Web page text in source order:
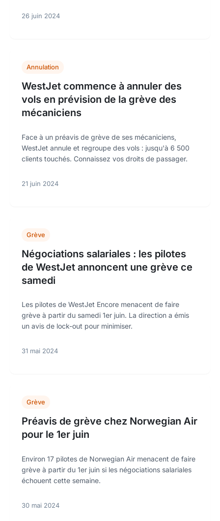
26 juin 2024
Annulation
WestJet commence à annuler des
vols en prévision de la grève des
mécaniciens
Face à un préavis de grève de ses mécaniciens,
WestJet annule et regroupe des vols : jusqu'à 6 500
clients touchés. Connaissez vos droits de passager.
21 juin 2024
Grève
Négociations salariales : les pilotes
de WestJet annoncent une grève ce
samedi
Les pilotes de WestJet Encore menacent de faire
grève à partir du samedi 1er juin. La direction a émis
un avis de lock-out pour minimiser.
31 mai 2024
Grève
Préavis de grève chez Norwegian Air
pour le 1er juin
Environ 17 pilotes de Norwegian Air menacent de faire
grève à partir du 1er juin si les négociations salariales
échouent cette semaine.
30 mai 2024